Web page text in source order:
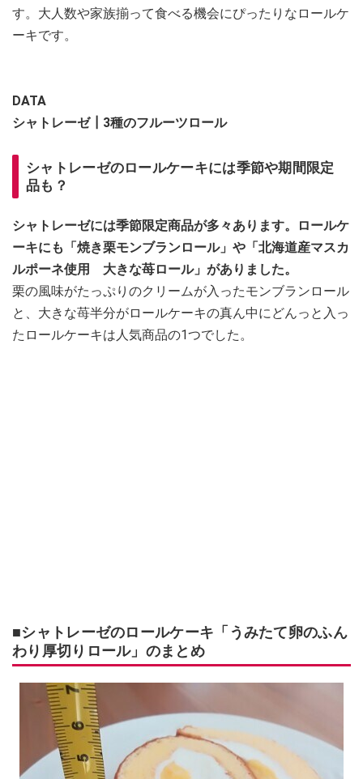
す。大人数や家族揃って食べる機会にぴったりなロールケ
ーキです。
DATA
シャトレーゼ┃3種のフルーツロール
シャトレーゼのロールケーキには季節や期間限定
品も？
シャトレーゼには季節限定商品が多々あります。ロールケ
ーキにも「焼き栗モンブランロール」や「北海道産マスカ
ルポーネ使用 大きな苺ロール」がありました。
栗の風味がたっぷりのクリームが入ったモンブランロール
と、大きな苺半分がロールケーキの真ん中にどんっと入っ
たロールケーキは人気商品の1つでした。
■シャトレーゼのロールケーキ「うみたて卵のふん
わり厚切りロール」のまとめ